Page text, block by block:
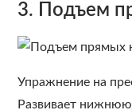
3. Подъем
Упражнение на
Развивает